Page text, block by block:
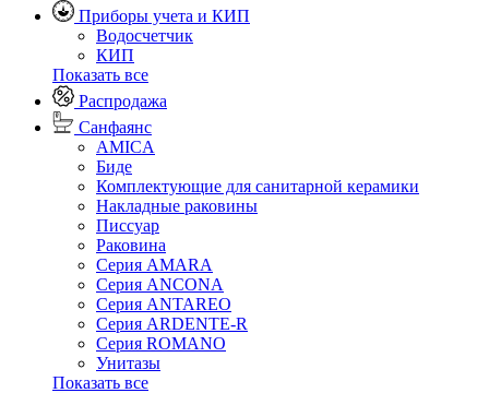
Приборы учета и КИП
Водосчетчик
КИП
Показать все
Распродажа
Санфаянс
AMICA
Биде
Комплектующие для санитарной керамики
Накладные раковины
Писсуар
Раковина
Серия AMARA
Серия ANCONA
Серия ANTAREO
Серия ARDENTE-R
Серия ROMANO
Унитазы
Показать все